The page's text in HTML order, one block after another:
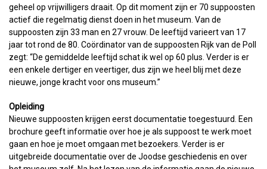
geheel op vrijwilligers draait. Op dit moment zijn er 70 suppoosten
actief die regelmatig dienst doen in het museum. Van de
suppoosten zijn 33 man en 27 vrouw. De leeftijd varieert van 17
jaar tot rond de 80. Coördinator van de suppoosten Rijk van de Poll
zegt: “De gemiddelde leeftijd schat ik wel op 60 plus. Verder is er
een enkele dertiger en veertiger, dus zijn we heel blij met deze
nieuwe, jonge kracht voor ons museum.”
Opleiding
Nieuwe suppoosten krijgen eerst documentatie toegestuurd. Een
brochure geeft informatie over hoe je als suppoost te werk moet
gaan en hoe je moet omgaan met bezoekers. Verder is er
uitgebreide documentatie over de Joodse geschiedenis en over